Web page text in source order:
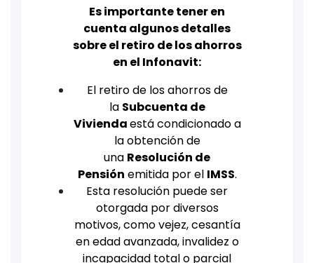
Es importante tener en
cuenta algunos detalles
sobre el retiro de los ahorros
en el Infonavit:
El retiro de los ahorros de
la Subcuenta de
Viviendaestá condicionado a
la obtención de
una Resolución de
Pensión emitida por el IMSS.
Esta resolución puede ser
otorgada por diversos
motivos, como vejez, cesantía
en edad avanzada, invalidez o
incapacidad total o parcial